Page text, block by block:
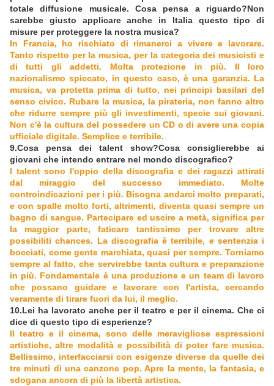
totale diffusione musicale. Cosa pensa a riguardo?Non
sarebbe giusto applicare anche in Italia questo tipo di
misure per proteggere la nostra musica?
In Francia, ho rischiato di rimanerci a vivere e lavorare.
Tanto rispetto per la musica, per la categoria dei musicisti e
di tutti gli addetti. Molta protezione in più. Il loro
nazionalismo spiccato, in questo caso, è una garanzia. La
musica, va protetta prima di tutto, nei principi basilari del
senso civico. Rubare la musica, la pirateria, non fanno altro
che ridurre sempre più gli investimenti, specie sui giovani.
Non c'è la cultura del possedere un CD o di avere una copia
ufficiale digitale. Semplice e terribile.
9.Cosa pensa dei talent show?Cosa consiglierebbe ai
giovani che intendo entrare nel mondo discografico?
I talent sono l'oppio della discografia e dei ragazzi attirati
dal miraggio del successo immediato. Molte
controindicazioni per i più. Bisogna andarci molto preparati,
e con spalle molto forti, altrimenti, diventa quasi sempre un
bagno di sangue. Partecipare ed uscire a metà, significa per
la maggior parte, faticare tantissimo per trovare altre
possibiliti chances. La discografia è terribile, e sentenzia i
bocciati, come gente marchiata, quasi per sempre. Torniamo
sempre al fatto, che servirebbe tanta cultura e preparazione
in più. Fondamentale è una produzione e un team di lavoro
che possano guidare e lavorare con l'artista, cercando
veramente di tirare fuori da lui, il meglio.
10.Lei ha lavorato anche per il teatro e per il cinema. Che ci
dice di questo tipo di esperienze?
Il teatro e il cinema, sono delle meravigliose espressioni
artistiche, altre modalità e possibilità di poter fare musica.
Bellissimo, interfacciarsi con esigenze diverse da quelle dei
tre minuti di una canzone pop. Apre la mente, la fantasia, e
sdogana ancora di più la libertà artistica.